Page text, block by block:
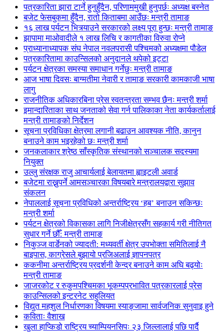
पत्रकारिता झारा टार्ने हुनुहुँदैन, परिणाममुखी हुनुपर्छः अध्यक्ष बस्नेत
बजेट फेसबुकमा हुँदैन, रातो किताबमा आउँछः मन्त्री तामाङ
१६ लाख पर्यटन भित्र्याउने सरकारको लक्ष्य पूरा हुन्छः मन्त्री तामाङ
झापामा माओवादीले १ लाख लिचि र कागतीका विरुवा रोप्ने
प्राध्यानाध्यापक संघ नेपाल नवलपरासी पश्चिमको अध्यक्षमा पौडेल
पत्रकारितामा काउन्सिलको अनुदानले थपेको इट्टा
पर्यटन क्षेत्रका समस्या समाधान गर्नेछुः मन्त्री तामाङ
आज भाषा दिवसः बाग्मतीमा नेवारी र तामाङ सरकारी कामकाजी भाषा
लागु
राजनीतिक अधिकारबिना प्रेस स्वतन्त्रता सम्भव छैनः मन्त्री शर्मा
इमान्दारिताका साथ जनताकाे सेवा गर्न पालिकाका नेता कार्यकर्तालाई
मन्त्री तामाङको निर्देशन
सूचना प्रविधिका क्षेत्रमा लगानी बढाउन आवश्यक नीति, कानुन
बनाउने काम भइरहेको छः मन्त्री शर्मा
जनकलाकार श्रेष्ठ साँस्कृतिक संस्थानको सञ्चालक सदस्यमा
नियुक्त
उल्लु संरक्षक राजु आचार्यलाई बेलायतमा ह्वाइटली अवार्ड
बजेटमा राख्नुपर्ने आमसञ्चारका विषयबारे मन्त्रालयद्वारा सुझाव
संकलन
नेपाललाई सूचना प्रविधिको अन्तर्राष्ट्रिय ‘हब’ बनाउन सकिन्छः
मन्त्री शर्मा
पर्यटन क्षेत्रको विकासका लागि निजीक्षेत्रसँग सहकार्य गरी नीतिगत
सुधार गर्ने छौँ: मन्त्री तामाङ
निकुञ्ज वार्डेनको ज्यादती: मध्यवर्ती क्षेत्र उपभोक्ता समितिलाई नै
बाइपास, काग्रेसले बुझायो प्रजिअलाई ज्ञापनपत्र
ककनीमा अन्तर्राष्ट्रिय प्रदर्शनी केन्द्र बनाउने काम अघि बढ्योः
मन्त्री तामाङ
जाजरकोट र रुकुमपश्चिमका भूकम्पप्रभावित पत्रकारलाई प्रेस
काउन्सिलको इन्टरनेट सहुलियत
विद्युत महशुल निर्धारणका विषयमा स्याङ्जामा सार्वजनिक सुनुवाइ हुने
कविताः वैशाख
खुला हाप्किडो राष्ट्रिय च्याम्पियनसिपः २३ जिल्लालाई पछि पार्दै